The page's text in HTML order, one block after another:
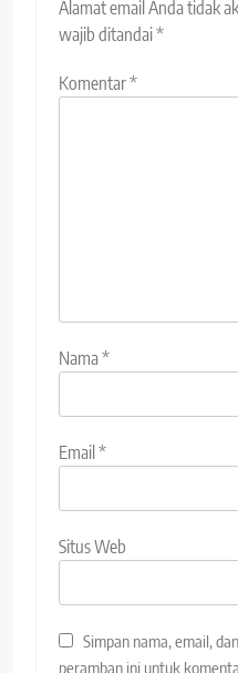
Alamat email Anda tidak
wajib ditandai*
Komentar*
Nama*
Email *
Situs Web
Simpan nama, email,
peramban ini untuk